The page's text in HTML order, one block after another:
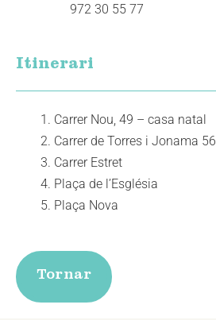
972 30 55 77
Itinerari
Carrer Nou, 49 – casa natal
Carrer de Torres i Jonama 56
Carrer Estret
Plaça de l’Església
Plaça Nova
Tornar